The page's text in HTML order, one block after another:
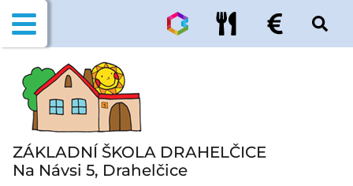
ZÁKLADNÍ ŠKOLA DRAHELČICE
Na Návsi 5, Drahelčice